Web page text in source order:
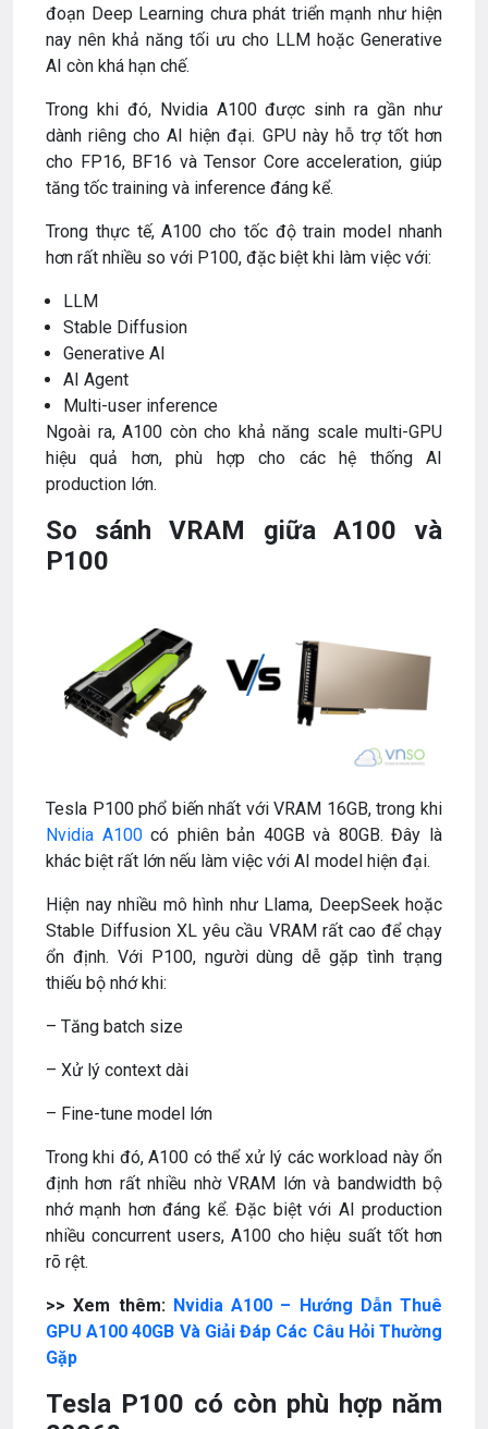
đoạn Deep Learning chưa phát triển mạnh như hiện
nay nên khả năng tối ưu cho LLM hoặc Generative
AI còn khá hạn chế.
Trong khi đó, Nvidia A100 được sinh ra gần như
dành riêng cho AI hiện đại. GPU này hỗ trợ tốt hơn
cho FP16, BF16 và Tensor Core acceleration, giúp
tăng tốc training và inference đáng kể.
Trong thực tế, A100 cho tốc độ train model nhanh
hơn rất nhiều so với P100, đặc biệt khi làm việc với:
LLM
Stable Diffusion
Generative AI
AI Agent
Multi-user inference
Ngoài ra, A100 còn cho khả năng scale multi-GPU
hiệu quả hơn, phù hợp cho các hệ thống AI
production lớn.
So sánh VRAM giữa A100 và
P100
Tesla P100 phổ biến nhất với VRAM 16GB, trong khi
Nvidia A100có phiên bản 40GB và 80GB. Đây là
khác biệt rất lớn nếu làm việc với AI model hiện đại.
Hiện nay nhiều mô hình như Llama, DeepSeek hoặc
Stable Diffusion XL yêu cầu VRAM rất cao để chạy
ổn định. Với P100, người dùng dễ gặp tình trạng
thiếu bộ nhớ khi:
– Tăng batch size
– Xử lý context dài
– Fine-tune model lớn
Trong khi đó, A100 có thể xử lý các workload này ổn
định hơn rất nhiều nhờ VRAM lớn và bandwidth bộ
nhớ mạnh hơn đáng kể. Đặc biệt với AI production
nhiều concurrent users, A100 cho hiệu suất tốt hơn
rõ rệt.
>> Xem thêm: Nvidia A100 – Hướng Dẫn Thuê
GPU A100 40GB Và Giải Đáp Các Câu Hỏi Thường
Gặp
Tesla P100 có còn phù hợp năm